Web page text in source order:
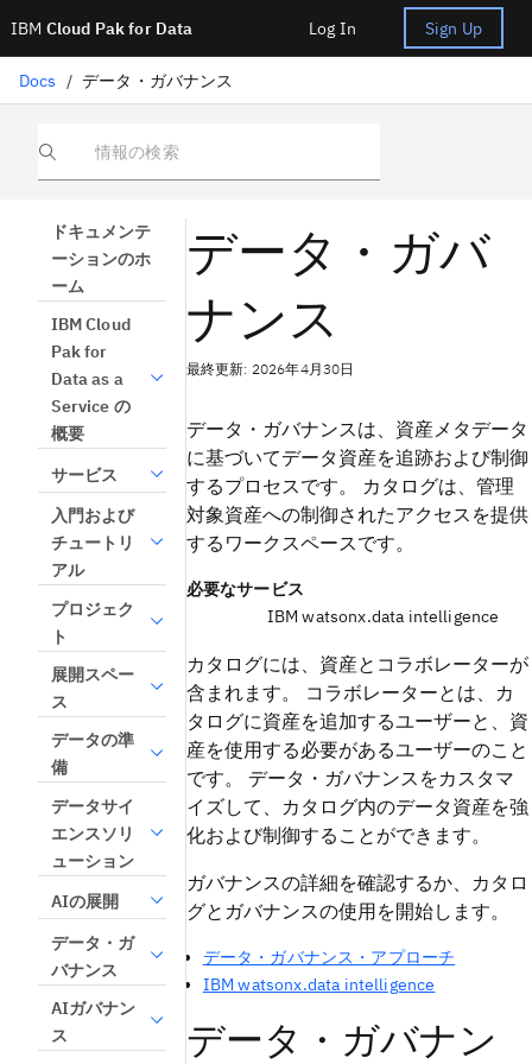
IBM Cloud Pak for Data Log In Sign Up
Docs / データ・ガバナンス
情報の検索
ドキュメンテ
ーションのホ
ーム
IBM Cloud
Pak for
Data as a
Service の
概要
サービス
入門および
チュートリ
アル
プロジェク
ト
展開スペー
ス
データの準
備
データサイ
エンスソリ
ューション
AIの展開
データ・ガ
バナンス
AIガバナン
ス
データ・ガバ
ナンス
最終更新: 2026年4月30日
データ・ガバナンスは、資産メタデータ
に基づいてデータ資産を追跡および制御
するプロセスです。 カタログは、管理
対象資産への制御されたアクセスを提供
するワークスペースです。
必要なサービス
IBM watsonx.data intelligence
カタログには、資産とコラボレーターが
含まれます。 コラボレーターとは、カ
タログに資産を追加するユーザーと、資
産を使用する必要があるユーザーのこと
です。 データ・ガバナンスをカスタマ
イズして、カタログ内のデータ資産を強
化および制御することができます。
ガバナンスの詳細を確認するか、カタロ
グとガバナンスの使用を開始します。
データ・ガバナンス・アプローチ
IBM watsonx.data intelligence
データ・ガバナン